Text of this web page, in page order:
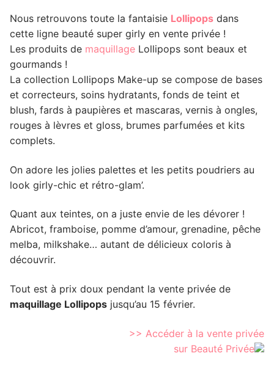
Nous retrouvons toute la fantaisie Lollipops dans
cette ligne beauté super girly en vente privée !
Les produits de maquillage Lollipops sont beaux et
gourmands !
La collection Lollipops Make-up se compose de bases
et correcteurs, soins hydratants, fonds de teint et
blush, fards à paupières et mascaras, vernis à ongles,
rouges à lèvres et gloss, brumes parfumées et kits
complets.
On adore les jolies palettes et les petits poudriers au
look girly-chic et rétro-glam’.
Quant aux teintes, on a juste envie de les dévorer !
Abricot, framboise, pomme d’amour, grenadine, pêche
melba, milkshake… autant de délicieux coloris à
découvrir.
Tout est à prix doux pendant la vente privée de
maquillage Lollipops jusqu’au 15 février.
>> Accéder à la vente privée
sur Beauté Privée